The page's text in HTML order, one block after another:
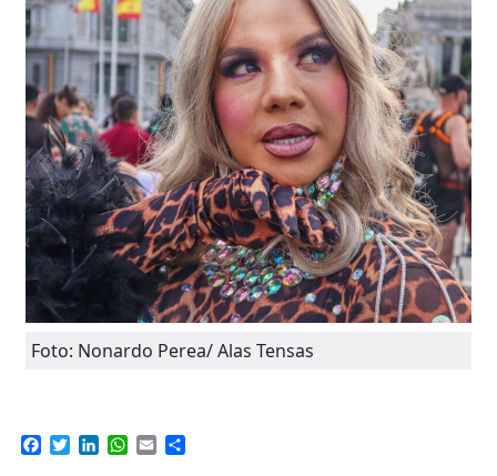
Foto: Nonardo Perea/ Alas Tensas
Facebook
TwitterLinkedIn
WhatsApp
Email